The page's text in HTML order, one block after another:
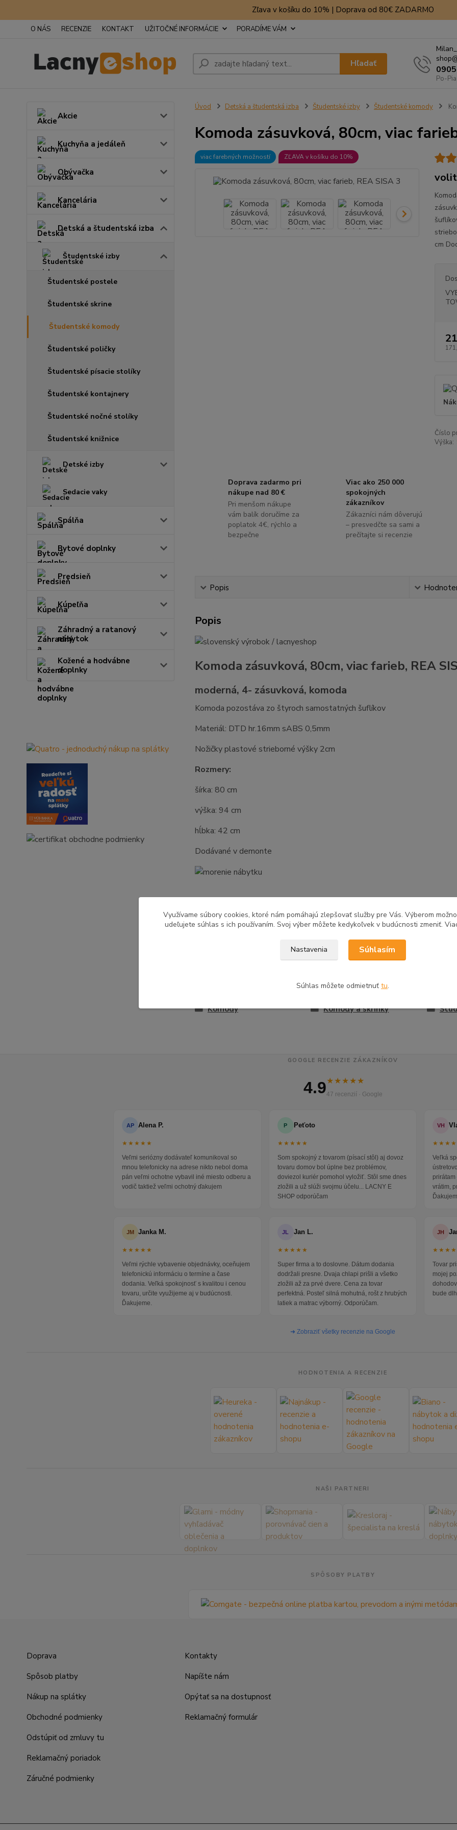
Zľava v košíku do 10% | Doprava od 80€ ZADARMO
O NÁS RECENZIE KONTAKT UŽITOČNÉ INFORMÁCIE PORADÍME VÁM
Hľadať
Po-
Akcie
Kuchyňa a jedáleň
Obývačka
Kancelária
Detská a študentská izba
Študentské izby
Študentské postele
Študentské skrine
Študentské komody
Študentské poličky
Študentské písacie stolíky
Študentské kontajnery
Študentské nočné stolíky
Študentské knižnice
Detské izby
Sedacie vaky
Spálňa
Bytové doplnky
Predsieň
Kúpeľňa
Záhradný a ratanový
nábytok
Kožené a hodvábne
doplnky
Úvod Detská a študentská izba Študentské izby Študentské komody
Komoda zásuvková, 80cm, viac
viac farebných možností ZĽAVA v košíku do 10%
cm
Číslo
Výška:
Doprava zadarmo pri
nákupe nad 80 €
Pri menšom nákupe
vám balík doručíme za
poplatok 4€, rýchlo a
bezpečne
Viac ako 250 000
spokojných
zákazníkov
Zákazníci nám dôverujú
– presvedčte sa sami a
prečítajte si recenzie
Popis
Popis
Komoda zásuvková, 80cm, viac farieb, REA
moderná, 4- zásuvková, komoda
Komoda pozostáva zo štyroch samostatných šuflíkov
Materiál: DTD hr.16mm sABS 0,5mm
Nožičky plastové strieborné výšky 2cm
Rozmery:
šírka: 80 cm
výška: 94 cm
hĺbka: 42 cm
Dodávané v demonte
Pôvod tovaru
Detská a študentská izba Spálňa
Komody
Komody a skrinky
GOOGLE RECENZIE ZÁKAZNÍKOV
4.9★★★★★
47 recenzií · Google
AP Alena P.
★★★★★
Veľmi seriózny dodávateľ komunikoval so
mnou telefonicky na adrese nikto nebol doma
pán veľmi ochotne vybavil iné miesto odberu a
vodič taktiež veľmi ochotný ďakujem
P Peťoto
★★★★★
Som spokojný z tovarom (písací stôl) aj dovoz
tovaru domov bol úplne bez problémov,
doviezol kuriér pomohol vyložiť. Stôl sme dnes
zložili a už slúži svojmu účelu... LACNY E
SHOP odporúčam
VH
Veľká
vrátim,
JM Janka M.
★★★★★
Veľmi rýchle vybavenie objednávky, oceňujem
telefonickú informáciu o termíne a čase
dodania. Veľká spokojnosť s kvalitou i cenou
tovaru, určite využijeme aj v budúcnosti.
Ďakujeme.
JL Jan L.
★★★★★
Super firma a to doslovne. Dátum dodania
dodržali presne. Dvaja chlapi prišli a všetko
zložili až za prvé dvere. Cena za tovar
perfektná. Posteľ silná mohutná, rošt z hrubých
latiek a matrac výborný. Odporúčam.
JH
Tovar
mojej
bude
➜ Zobraziť všetky recenzie na Google
HODNOTENIA A RECENZIE
NAŠI PARTNERI
SPÔSOBY PLATBY
Doprava
Spôsob platby
Nákup na splátky
Obchodné podmienky
Odstúpiť od zmluvy tu
Reklamačný poriadok
Záručné podmienky
Kontakty
Napíšte nám
Opýtať sa na dostupnosť
Reklamačný formulár
Využívame súbory cookies, ktoré nám pomáhajú zlepšovať služby pre Vás. Výberom
udeľujete súhlas s ich používaním. Svoj výber môžete kedykoľvek v budúcnosti zmeniť.
Nastavenia Súhlasím
Súhlas môžete odmietnuť tu.